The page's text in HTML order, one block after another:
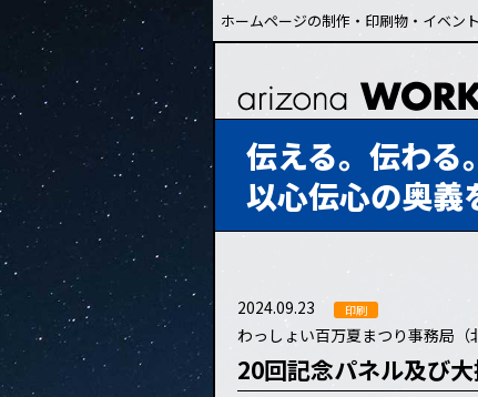
ホームページの制作・印刷物・イベン
伝える。伝わる。
以心伝心の奥義
2024.09.23 印刷
わっしょい百万夏まつり事務局（
20回記念パネル及び